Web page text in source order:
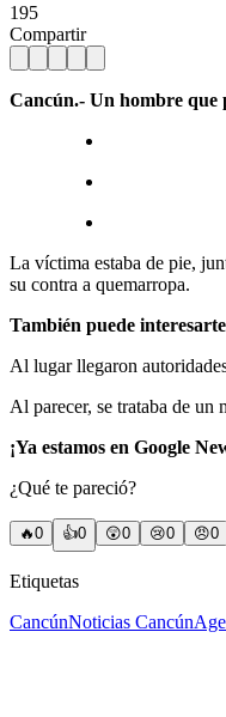
195
Compartir
Cancún.- Un hombre que
La víctima estaba de pie,
su contra a quemarropa.
También puede
Al lugar llegaron
Al parecer, se trataba de
¡Ya estamos en Google
¿Qué te pareció?
🔥0 👍0 😲0 😢0 😠0
Etiquetas
CancúnNoticias Cancún